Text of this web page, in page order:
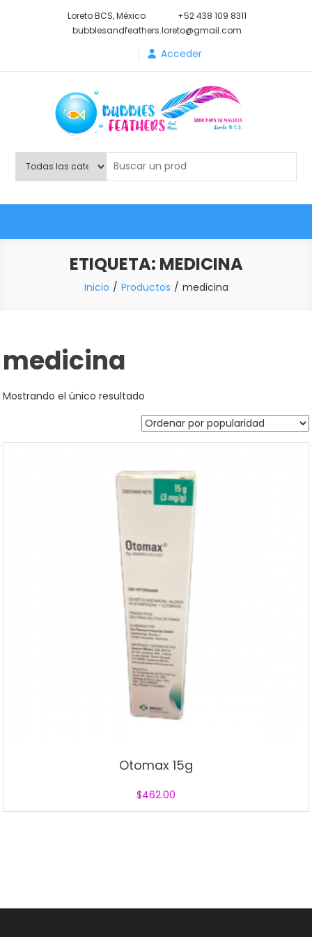
Loreto BCS, México
+52 438 109 8311
bubblesandfeathers.loreto@gmail.com
Acceder
Shop Bubbles Feathers And
More
ETIQUETA: MEDICINA
Inicio Productos medicina
medicina
Mostrando el único resultado
Otomax 15g
$462.00